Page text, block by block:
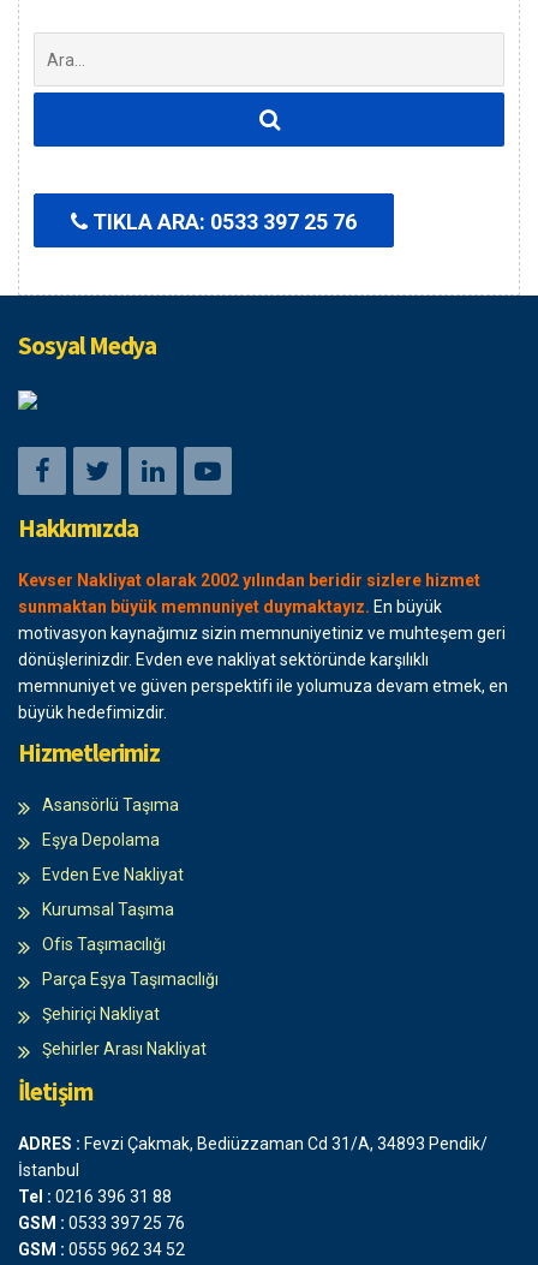
ara:
TIKLA ARA: 0533 397 25 76
Sosyal Medya
Hakkımızda
Kevser Nakliyat olarak 2002 yılından beridir sizlere hizmet
sunmaktan büyük memnuniyet duymaktayız. En büyük
motivasyon kaynağımız sizin memnuniyetiniz ve muhteşem geri
dönüşlerinizdir. Evden eve nakliyat sektöründe karşılıklı
memnuniyet ve güven perspektifi ile yolumuza devam etmek, en
büyük hedefimizdir.
Hizmetlerimiz
Asansörlü Taşıma
Eşya Depolama
Evden Eve Nakliyat
Kurumsal Taşıma
Ofis Taşımacılığı
Parça Eşya Taşımacılığı
Şehiriçi Nakliyat
Şehirler Arası Nakliyat
İletişim
ADRES : Fevzi Çakmak, Bediüzzaman Cd 31/A, 34893 Pendik/
İstanbul
Tel : 0216 396 31 88
GSM : 0533 397 25 76
GSM : 0555 962 34 52